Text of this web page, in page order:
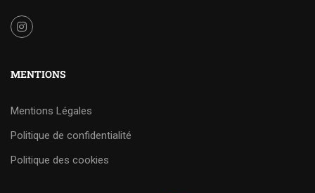
MENTIONS
Mentions Légales
Politique de confidentialité
Politique des cookies